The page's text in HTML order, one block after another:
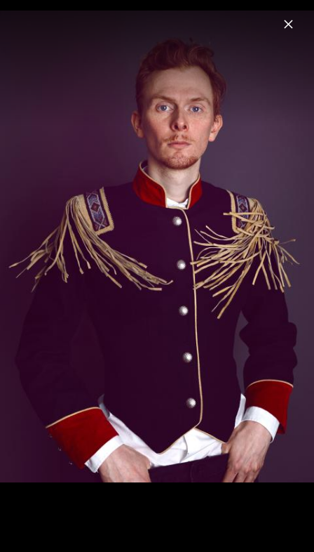
Menu
Musik Videos Fotos
Panamah - Pressebilder 2013